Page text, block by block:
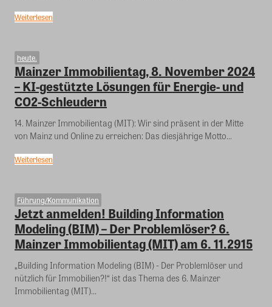
Weiterlesen
heute.
Mainzer Immobilientag, 8. November 2024
– KI-gestützte Lösungen für Energie- und
CO2-Schleudern
14. Mainzer Immobilientag (MIT): Wir sind präsent in der Mitte
von Mainz und Online zu erreichen: Das diesjährige Motto...
Weiterlesen
Führung/Kommunikation
Jetzt anmelden! Building Information
Modeling (BIM) – Der Problemlöser? 6.
Mainzer Immobilientag (MIT) am 6. 11.2915
„Building Information Modeling (BIM) - Der Problemlöser und
nützlich für Immobilien?!“ ist das Thema des 6. Mainzer
Immobilientag (MIT)...